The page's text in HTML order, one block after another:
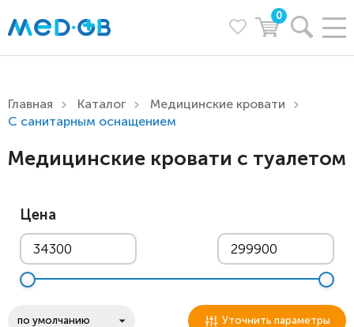
0
Главная Каталог
Медицинские кровати
С санитарным оснащением
Медицинские кровати с туалетом
Цена
Уточнить параметры